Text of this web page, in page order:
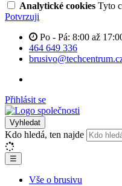
Analytické cookies Tyto
Potvrzuji
Po - Pá: 8:00 až
464 649 336
Přihlásit se
Vyhledat
Kdo hledá, ten najde
☰
Vše o brusivu